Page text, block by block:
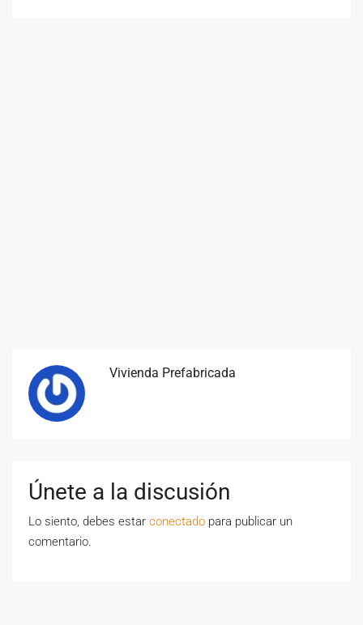
Vivienda Prefabricada
Únete a la discusión
Lo siento, debes estar conectado para publicar un
comentario.